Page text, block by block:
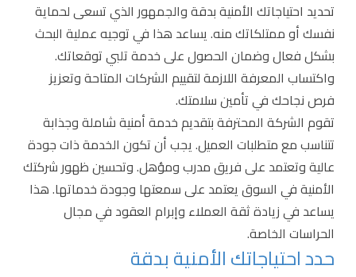
تحديد احتياجاتك الأمنية بدقة والجمهور الذي تسعى لحماية
نفسك أو ممتلكاتك منه. يساعد هذا في توجيه عملية البحث
بشكل فعال وضمان الحصول على خدمة تلبي توقعاتك.
واكتساب المعرفة اللازمة لتقييم الشركات المتاحة وتعزيز
فرص نجاحك في تأمين سلامتك.
تقوم الشركة المحترفة بتقديم خدمة أمنية شاملة وجذابة
تتناسب مع متطلبات العميل. يجب أن تكون الخدمة ذات جودة
عالية وتعتمد على فريق مدرب ومؤهل. وتحسين ظهور شركتك
الأمنية في السوق يعتمد على سمعتها وجودة خدماتها. هذا
يساعد في زيادة ثقة العملاء وإبرام العقود في مجال
الحراسات الخاصة.
حدد احتياجاتك الأمنية بدقة